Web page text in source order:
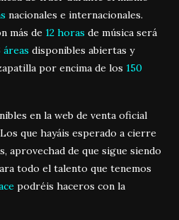
nacionales e internacionales.
más de 12 horas de música será
áreas disponibles abiertas y
por encima de los 150
en la web de venta oficial
que hayáis esperado a cierre
aprovechad de que sigue siendo
todo el talento que tenemos
podréis haceros con la